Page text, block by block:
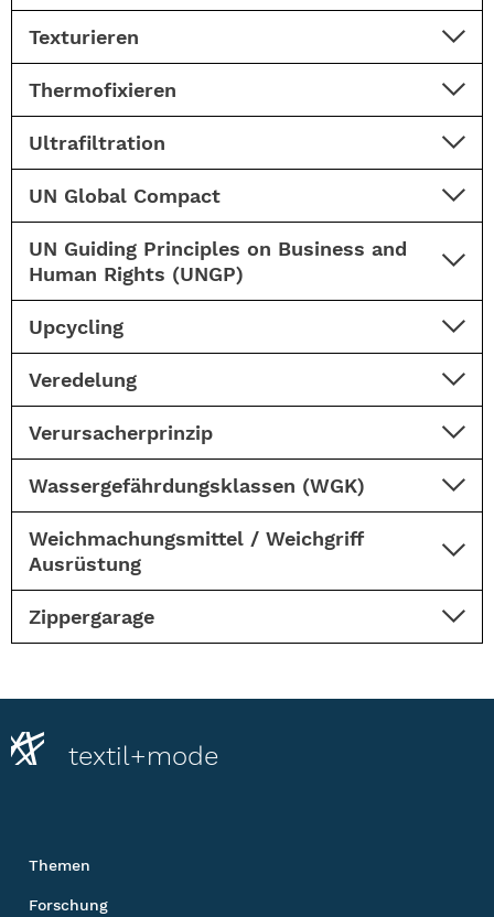
Texturieren
Thermofixieren
Ultrafiltration
UN Global Compact
UN Guiding Principles on Business and
Human Rights (UNGP)
Upcycling
Veredelung
Verursacherprinzip
Wassergefährdungsklassen (WGK)
Weichmachungsmittel / Weichgriff
Ausrüstung
Zippergarage
textil+mode
Themen
Forschung